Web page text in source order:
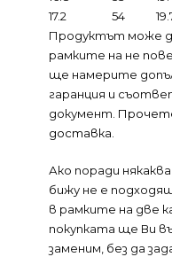
17.2
54
Продуктът може
рамките на не
ще намерите
гаранция и
документ.
доставка.
Ако поради
бижу не е
в рамките на две
покупката ще Ви
заменим, без да